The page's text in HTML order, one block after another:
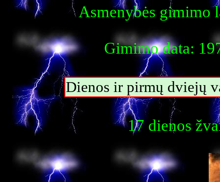
Asmenybės gimimo
Gimimo data:
Dienos ir pirmų dviejų
17 dienos